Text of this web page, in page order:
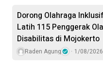
Dorong Olahraga
Latih 115 Penggerak
Disabilitas di Mojokerto
Raden Agung 1/08/2026